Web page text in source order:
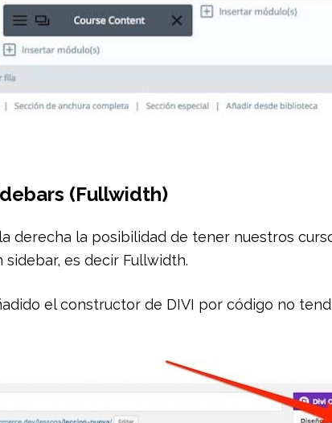
(Fullwidth)
derecha la posibilidad de tener nuestros
es decir Fullwidth.
el constructor de DIVI por código no